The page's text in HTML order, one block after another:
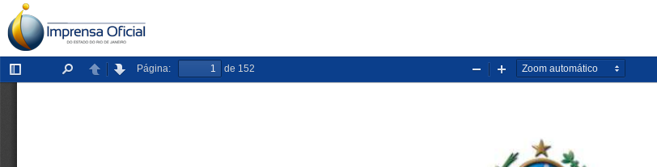
Exibir/ocultar
painel
LocalizarAnteriorPróxima
Página: de 152
Diminuir
zoom
Aumentar
zoom